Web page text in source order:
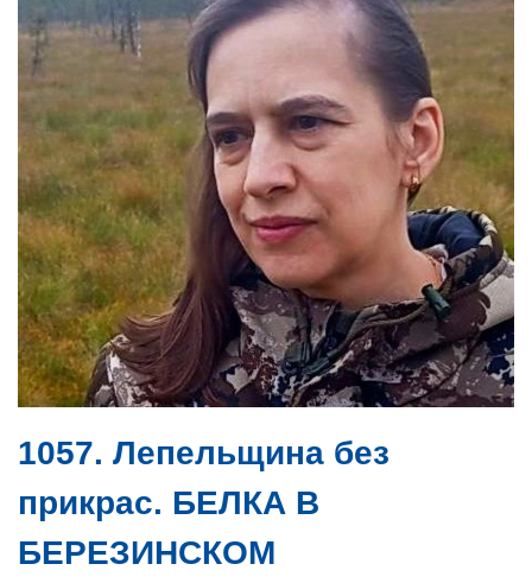
1057. Лепельщина без
прикрас. БЕЛКА В
БЕРЕЗИНСКОМ